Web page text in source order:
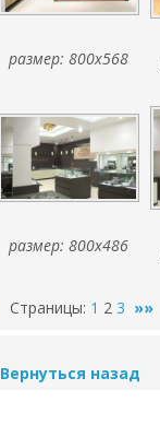
размер: 800x568
размер: 800x486
Страницы: 1 2 3 »»
Вернуться назад